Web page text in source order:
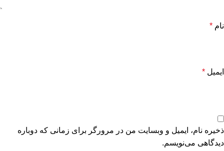
نام *
ایمیل *
ذخیره نام، ایمیل و وبسایت من در مرورگر برای زمانی که دوباره
دیدگاهی می‌نویسم.